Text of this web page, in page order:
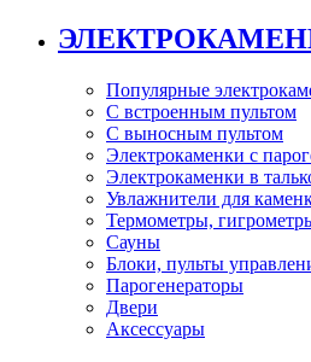
Популярные
С встроенным пультом
С выносным пультом
Электрокаменки с
Электрокаменки в
Увлажнители для
Термометры,
Сауны
Блоки, пульты
Парогенераторы
Двери
Аксессуары